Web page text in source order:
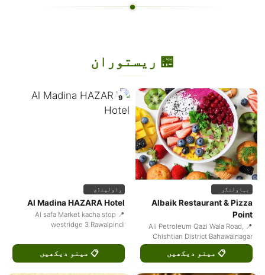
🏪 ریستوران
بہاولنگر
Albaik Restaurant & Pizza
Point
📍 Ali Petroleum Qazi Wala Road,
Chishtian District Bahawalnagar
📋 مینو دیکھیں
9
راولپنڈی
Al Madina HAZARA Hotel
📍 Al safa Market kacha stop
westridge 3 Rawalpindi
📋 مینو دیکھیں